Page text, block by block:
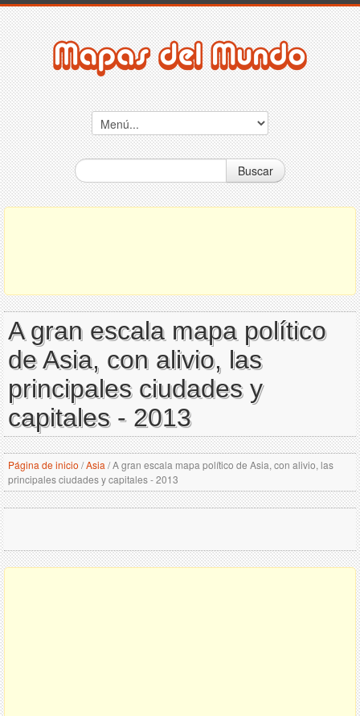
Buscar
A gran escala mapa político
de Asia, con alivio, las
principales ciudades y
capitales - 2013
Página de inicio /Asia /A gran escala mapa político de Asia, con alivio, las
principales ciudades y capitales - 2013